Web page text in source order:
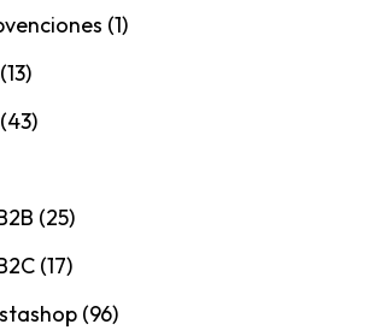
(1)
(43)
(25)
(17)
(96)